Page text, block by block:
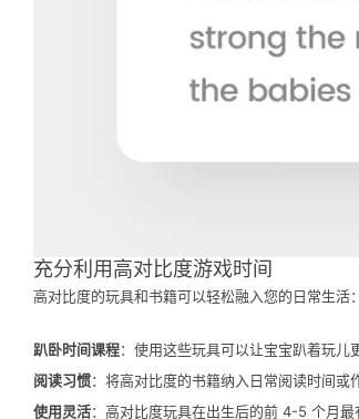
充分利用高对比度游戏时间
高对比度的玩具和书籍可以轻松融入您的日常生活：
趴卧时间课程：使用这些玩具可以让宝宝趴着玩儿
阅读习惯：将高对比度的书籍纳入日常阅读时间或
使用灵活：高对比度玩具在出生后的前 4-5 个月最